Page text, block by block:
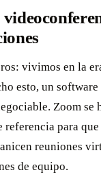
vivimos en la
esto, un
Zoom se
referencia para que
reuniones
de equipo.